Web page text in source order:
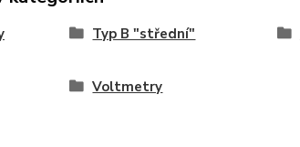
Typ B "střední"
Voltmetry